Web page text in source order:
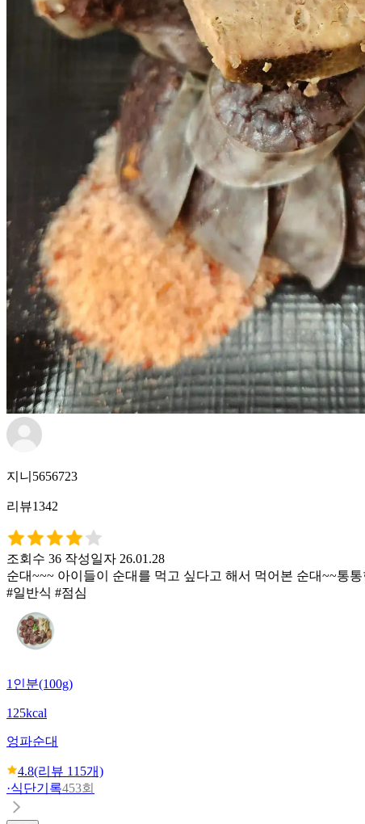
지니5656723
리뷰1342
조회수 36 작성일자 26.01.28
순대~~~ 아이들이 순대를 먹고 싶다고 해서 먹어본 순대~~통
#일반식 #점심
1인분(100g)
125kcal
엉파순대
4.8(리뷰 115개)
·식단기록453회